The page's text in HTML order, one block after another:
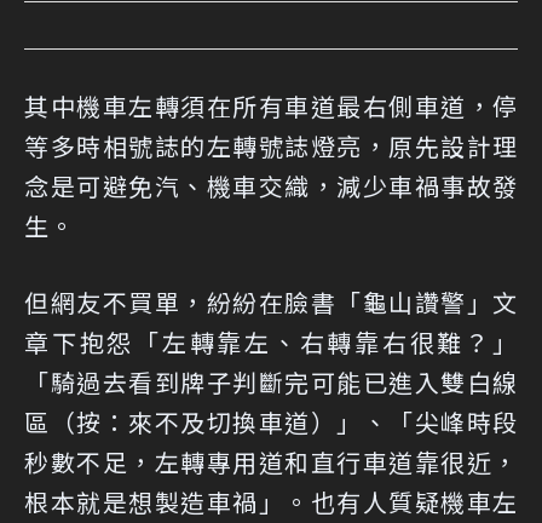
其中機車左轉須在所有車道最右側車道，停
等多時相號誌的左轉號誌燈亮，原先設計理
念是可避免汽、機車交織，減少車禍事故發
生。
但網友不買單，紛紛在臉書「龜山讚警」文
章下抱怨「左轉靠左、右轉靠右很難？」
「騎過去看到牌子判斷完可能已進入雙白線
區（按：來不及切換車道）」、「尖峰時段
秒數不足，左轉專用道和直行車道靠很近，
根本就是想製造車禍」。也有人質疑機車左